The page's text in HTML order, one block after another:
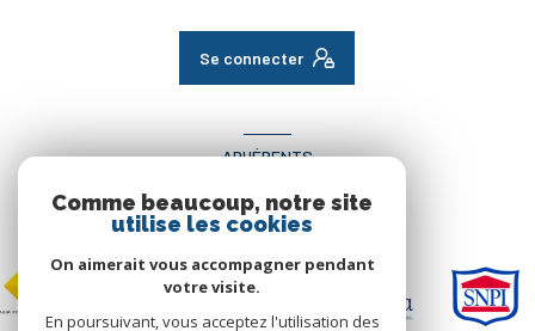
Se connecter
ADHÉRENTS
Nous adhérons
Comme beaucoup, notre site
utilise les cookies
On aimerait vous accompagner pendant
votre visite.
En poursuivant, vous acceptez l'utilisation des